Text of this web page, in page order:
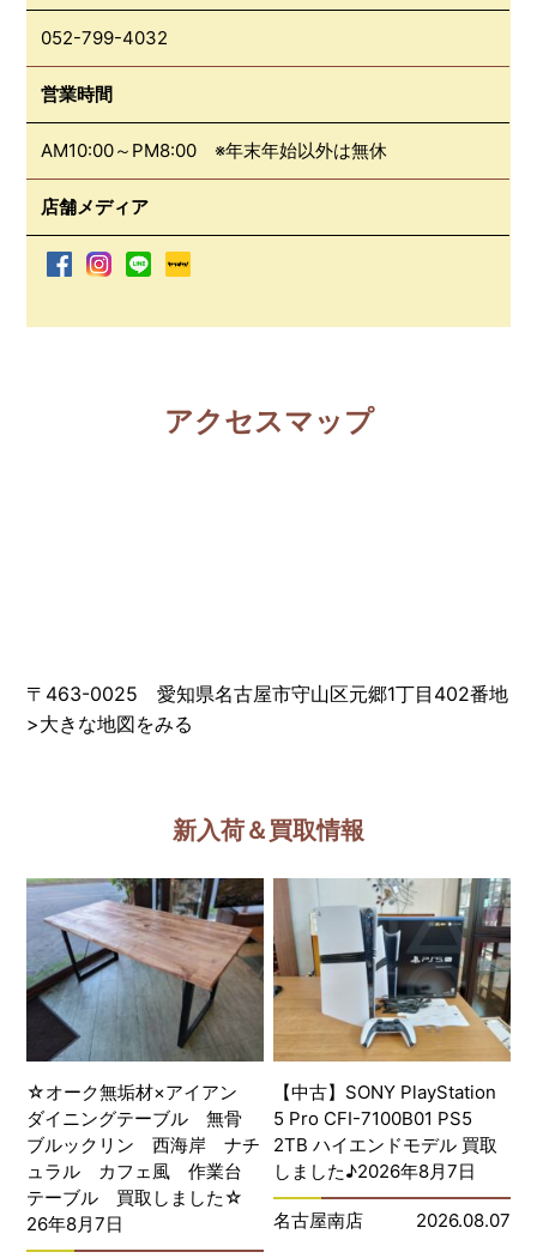
052-799-4032
営業時間
AM10:00～PM8:00 ※年末年始以外は無休
店舗メディア
アクセスマップ
〒463-0025 愛知県名古屋市守山区元郷1丁目402番地
>大きな地図をみる
新入荷＆買取情報
☆オーク無垢材×アイアン
ダイニングテーブル 無骨
ブルックリン 西海岸 ナチ
ュラル カフェ風 作業台
テーブル 買取しました☆
26年8月7日
【中古】SONY PlayStation
5 Pro CFI-7100B01 PS5
2TB ハイエンドモデル 買取
しました♪2026年8月7日
名古屋南店 2026.08.07